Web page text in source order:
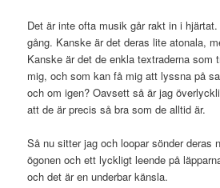
Det är inte ofta musik går rakt in i
gång. Kanske är det deras lite atonala,
Kanske är det de enkla textraderna som
mig, och som kan få mig att lyssna på
och om igen? Oavsett så är jag
att de är precis så bra som de alltid är.
Så nu sitter jag och loopar sönder deras
ögonen och ett lyckligt leende på
och det är en underbar känsla.